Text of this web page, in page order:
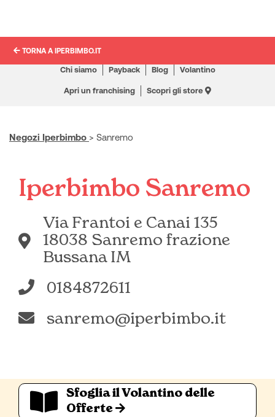
TORNA A IPERBIMBO.IT
Chi siamo Payback Blog Volantino
Apri un franchising Scopri gli store
Negozi Iperbimbo > Sanremo
Iperbimbo Sanremo
Via Frantoi e Canai 135
18038 Sanremo frazione
Bussana IM
0184872611
sanremo@iperbimbo.it
Sfoglia il Volantino delle
Offerte